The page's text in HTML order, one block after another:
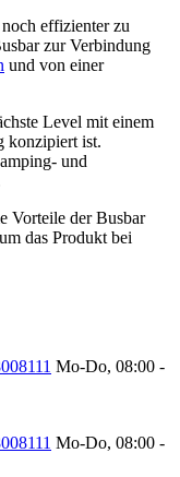
effizienter zu
zur Verbindung
und von einer
Level mit einem
konzipiert ist.
und
Vorteile der Busbar
das Produkt bei
Mo-Do, 08:00 -
Mo-Do, 08:00 -